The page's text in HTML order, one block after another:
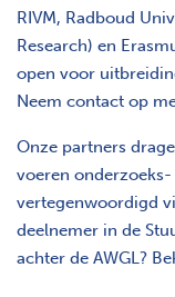
RIVM, Radboud
Research) en
open voor
Neem contact op
Onze partners
voeren
vertegenwoordigd
deelnemer in de
achter de AWGL?